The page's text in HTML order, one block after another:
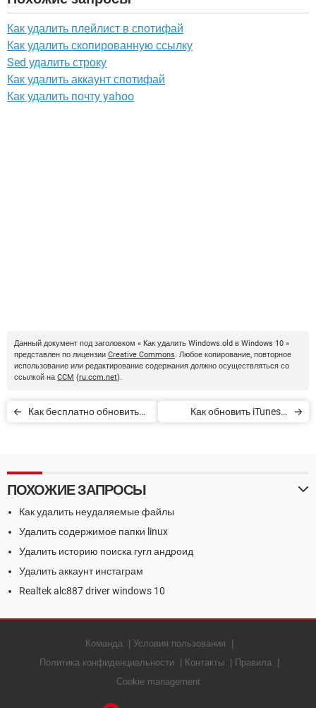
Как удалить плейлист в спотифай
Как удалить скопированную ссылку
Sed удалить строку
Как удалить аккаунт спотифай
Как удалить почту yahoo
Данный документ под заголовком « Как удалить Windows.old в Windows 10 »
представлен по лицензии Creative Commons. Любое копирование, повторное
использование или редактирование содержания должно осуществляться со
ссылкой на CCM (ru.ccm.net).
Как бесплатно обновить
Как обновить iTunes в
ПОХОЖИЕ ЗАПРОСЫ
Как удалить неудаляемые файлы
Удалить содержимое папки linux
Удалить историю поиска гугл андроид
Удалить аккаунт инстаграм
Realtek alc887 driver windows 10
Команда
Условия пользования
Политика конфиденциальности
Контакты
Правила
Cookie management